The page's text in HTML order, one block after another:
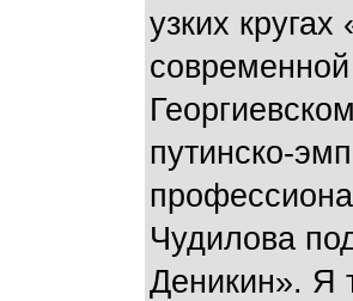
узких
путинско-
Чудилова
Деникин». Я